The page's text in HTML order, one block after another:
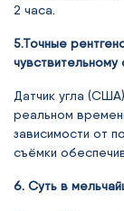
2 часа.
5.Точные
чувствительному
Датчик угла
реальном
зависимости от
съёмки
6. Суть в